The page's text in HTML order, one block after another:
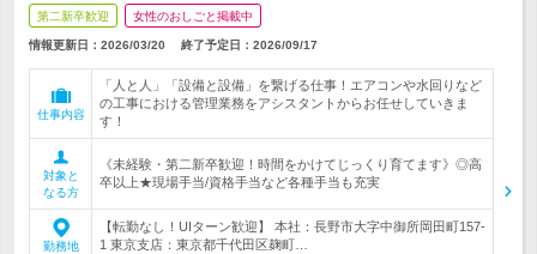
第二新卒歓迎 女性のおしごと掲載中
情報更新日：2026/03/20 終了予定日： 2026/09/17
仕事内容
「人と人」「設備と設備」を繋げる仕事！エアコンや水回りなど
の工事における管理業務をアシスタントからお任せしていきま
す！
対象と
なる方
《未経験・第二新卒歓迎！時間をかけてじっくり育てます》◎高
卒以上★現場手当/資格手当など各種手当も充実
勤務地
【転勤なし！UIターン歓迎】 本社：長野市大字中御所岡田町157-
1 東京支店：東京都千代田区麹町…